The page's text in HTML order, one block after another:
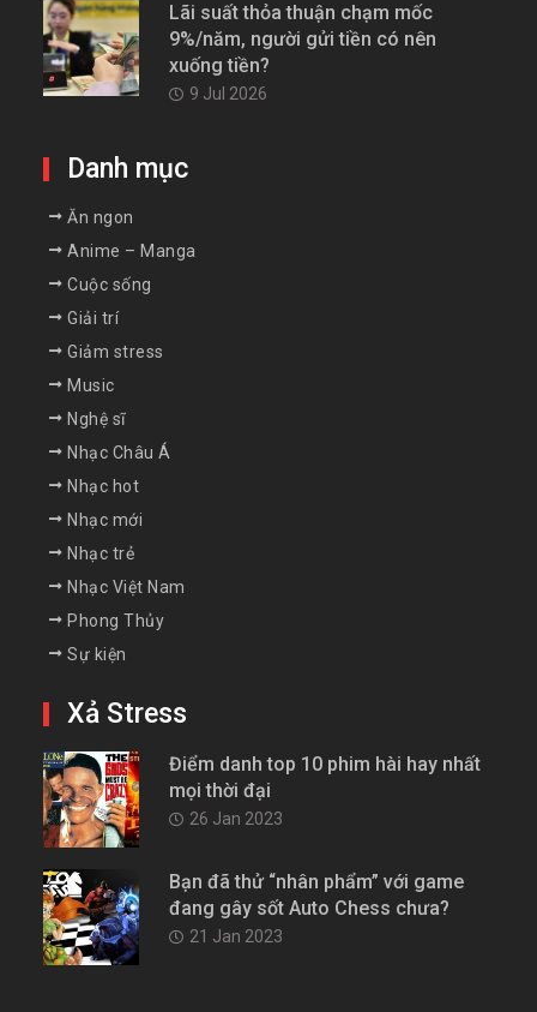
Lãi suất thỏa thuận chạm mốc
9%/năm, người gửi tiền có nên
xuống tiền?
9 Jul 2026
Danh mục
Ăn ngon
Anime – Manga
Cuộc sống
Giải trí
Giảm stress
Music
Nghệ sĩ
Nhạc Châu Á
Nhạc hot
Nhạc mới
Nhạc trẻ
Nhạc Việt Nam
Phong Thủy
Sự kiện
Xả Stress
Điểm danh top 10 phim hài hay nhất
mọi thời đại
26 Jan 2023
Bạn đã thử “nhân phẩm” với game
đang gây sốt Auto Chess chưa?
21 Jan 2023